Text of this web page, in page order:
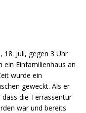
Juli, gegen 3 Uhr
ein Einfamilienhaus an
wurde ein
geweckt. Als er
die Terrassentür
war und bereits